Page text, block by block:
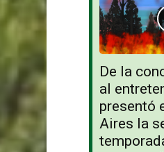
De la
al
presentó
Aires la